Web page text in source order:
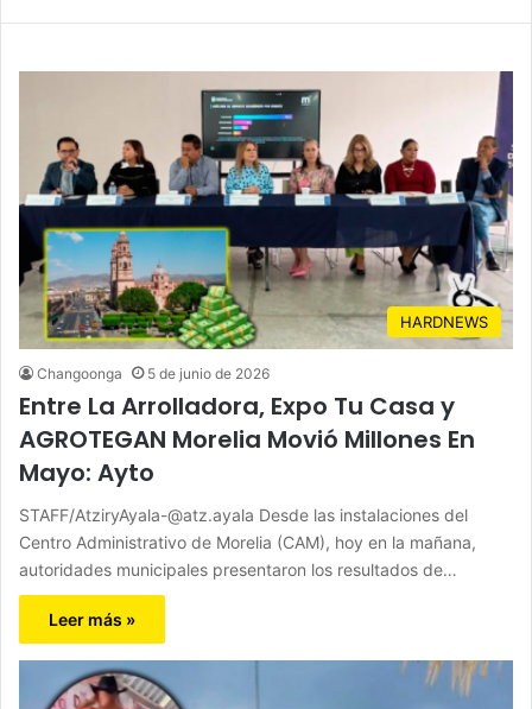
HARDNEWS
Changoonga 5 de junio de 2026
Entre La Arrolladora, Expo Tu Casa y
AGROTEGAN Morelia Movió Millones En
Mayo: Ayto
STAFF/AtziryAyala-@atz.ayala Desde las instalaciones del
Centro Administrativo de Morelia (CAM), hoy en la mañana,
autoridades municipales presentaron los resultados de…
Leer más »